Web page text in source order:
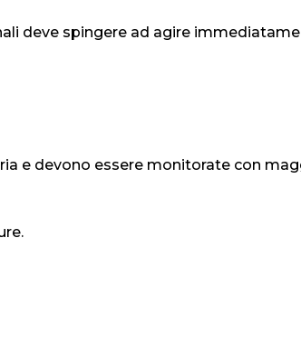
deve spingere ad agire
e devono essere monitorate con